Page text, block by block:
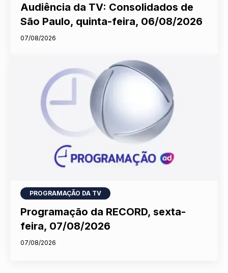
Audiência da TV: Consolidados de
São Paulo, quinta-feira, 06/08/2026
07/08/2026
PROGRAMAÇÃO DA TV
Programação da RECORD, sexta-
feira, 07/08/2026
07/08/2026